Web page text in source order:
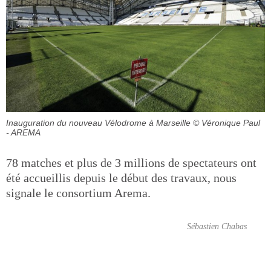
Inauguration du nouveau Vélodrome à Marseille © Véronique Paul
- AREMA
78 matches et plus de 3 millions de spectateurs ont
été accueillis depuis le début des travaux, nous
signale le consortium Arema.
Sébastien Chabas